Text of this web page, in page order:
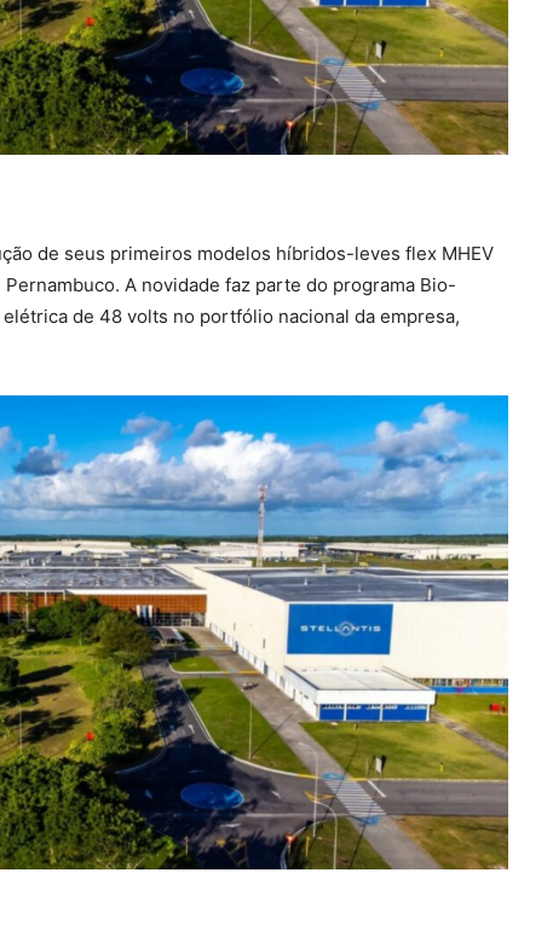
de seus primeiros modelos híbridos-leves flex MHEV
A novidade faz parte do programa Bio-
de 48 volts no portfólio nacional da empresa,